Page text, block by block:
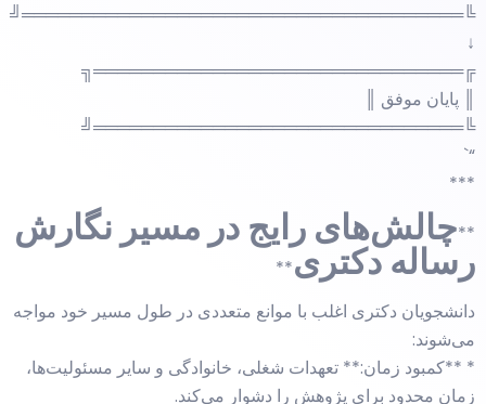
╚═════════════════════════════════════╝
↓
╔═══════════════════════════════╗
║ پایان موفق ║
╚═══════════════════════════════╝
“`
***
**چالش‌های رایج در مسیر نگارش
رساله دکتری**
دانشجویان دکتری اغلب با موانع متعددی در طول مسیر خود مواجه
می‌شوند:
* **کمبود زمان:** تعهدات شغلی، خانوادگی و سایر مسئولیت‌ها،
زمان محدود برای پژوهش را دشوار می‌کند.